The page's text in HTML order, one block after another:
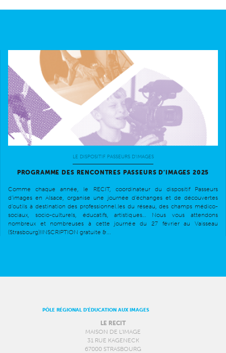
LE DISPOSITIF PASSEURS D'IMAGES
PROGRAMME DES RENCONTRES PASSEURS D’IMAGES 2025
Comme chaque année, le RECIT, coordinateur du dispositif Passeurs
d’images en Alsace, organise une journée d’échanges et de découvertes
d’outils à destination des professionnel.les du réseau, des champs médico-
sociaux, socio-culturels, éducatifs, artistiques… Nous vous attendons
nombreux et nombreuses à cette journée du 27 février au Vaisseau
(Strasbourg)!INSCRIPTION gratuite &...
PÔLE RÉGIONAL D’ÉDUCATION AUX IMAGES
LE RECIT
MAISON DE L’IMAGE
31 RUE KAGENECK
67000 STRASBOURG